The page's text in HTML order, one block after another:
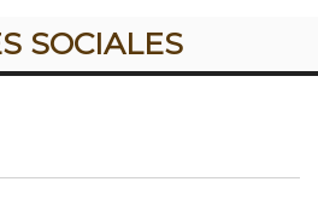
SOCIALES